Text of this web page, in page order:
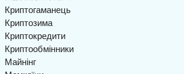
Криптогаманець
Криптозима
Криптокредити
Криптообмінники
Майнінг